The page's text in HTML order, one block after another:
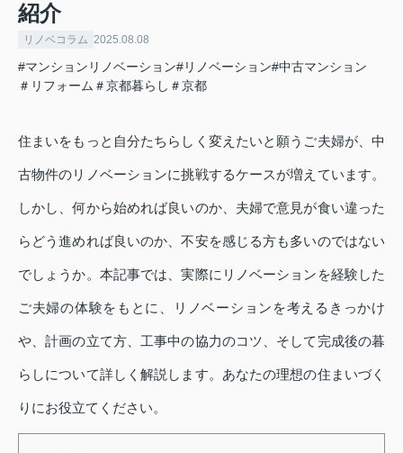
紹介
リノベコラム 2025.08.08
#マンションリノベーション#リノベーション#中古マンション
＃リフォーム＃京都暮らし＃京都
住まいをもっと自分たちらしく変えたいと願うご夫婦が、中
古物件のリノベーションに挑戦するケースが増えています。
しかし、何から始めれば良いのか、夫婦で意見が食い違った
らどう進めれば良いのか、不安を感じる方も多いのではない
でしょうか。本記事では、実際にリノベーションを経験した
ご夫婦の体験をもとに、リノベーションを考えるきっかけ
や、計画の立て方、工事中の協力のコツ、そして完成後の暮
らしについて詳しく解説します。あなたの理想の住まいづく
りにお役立てください。